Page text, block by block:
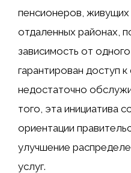
пенсионеров, живущих
отдаленных районах,
зависимость от
гарантирован доступ
недостаточно
того, эта инициатива
ориентации
улучшение
услуг.